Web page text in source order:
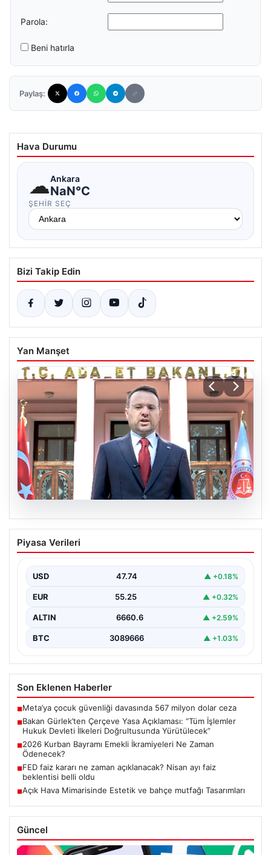
Parola:
Beni hatırla
Paylaş:
Hava Durumu
☁Ankara
NaN°C
ŞEHIR SEÇ
Bizi Takip Edin
Yan Manşet
06.08.2026
Bakan Gürlek’ten Çerçeve Yasa
Açıklaması: “Tüm İşlemler Hukuk
Yürütülecek”
Adalet Bakanı Akın Gürlek, terörle mücadelede yeni bir
dönemi başlatacak çerçeve yasanın Meclis'te kabul…
Piyasa Verileri
USD 47.74 ▲ +0.18%
EUR 55.25 ▲ +0.32%
ALTIN 6660.6 ▲ +2.59%
BTC 3089666 ▲ +1.03%
Son Eklenen Haberler
■Meta’ya çocuk güvenliği davasında 567 milyon dolar ceza
■Bakan Gürlek’ten Çerçeve Yasa Açıklaması: “Tüm İşlemler
Hukuk Devleti İlkeleri Doğrultusunda Yürütülecek”
■2026 Kurban Bayramı Emekli İkramiyeleri Ne Zaman
Ödenecek?
■FED faiz kararı ne zaman açıklanacak? Nisan ayı faiz
beklentisi belli oldu
■Açık Hava Mimarisinde Estetik ve bahçe mutfağı Tasarımları
Güncel